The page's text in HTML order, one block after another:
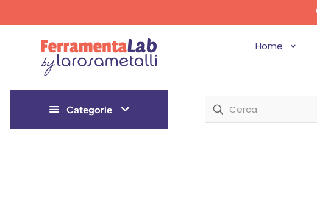
Home
Categorie